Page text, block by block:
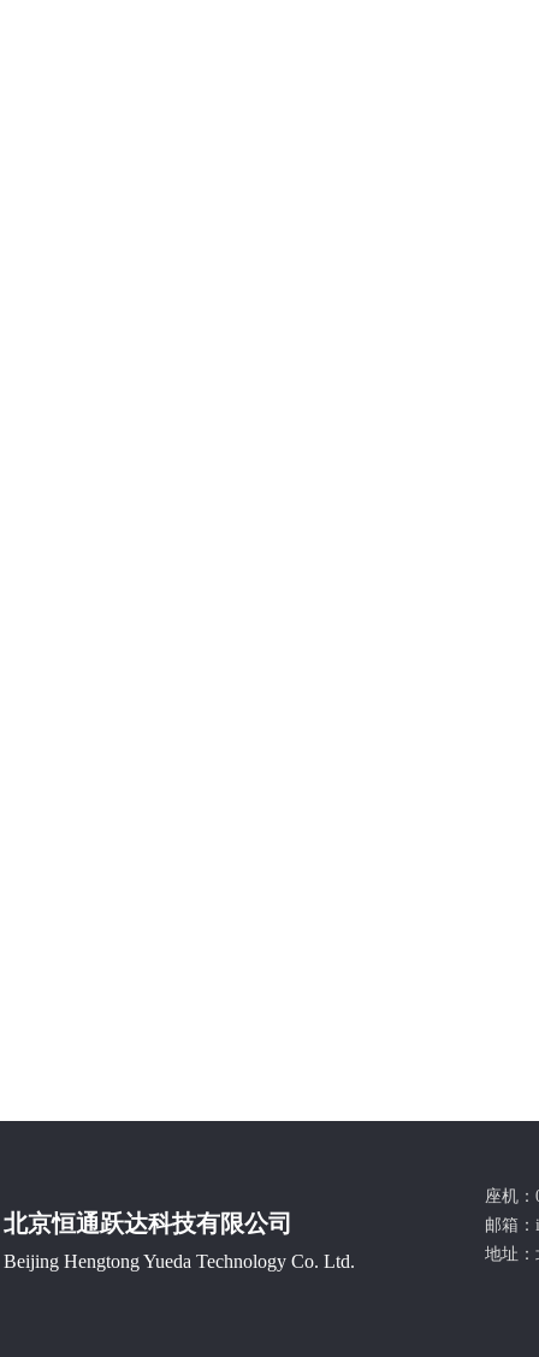
座机
邮箱：
地址：
北京恒通跃达科技有限公司
Beijing Hengtong Yueda Technology Co. Ltd.